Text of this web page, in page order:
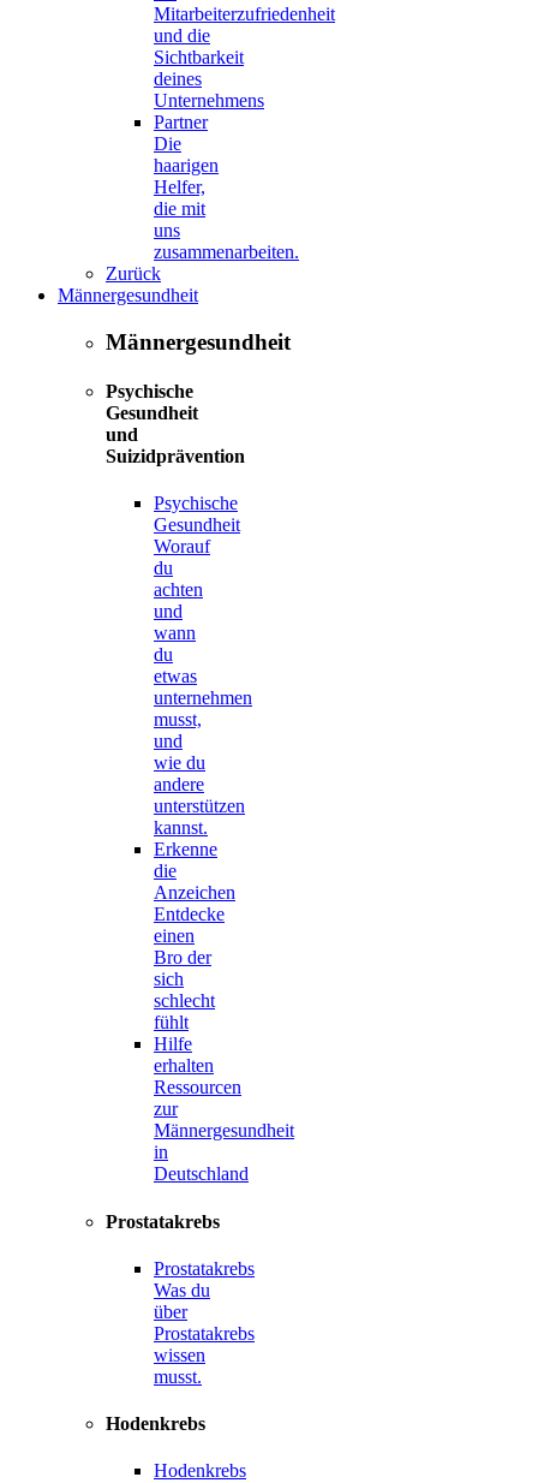
Mitarbeiterzufriedenheit
und die
Sichtbarkeit
deines
Unternehmens
Partner
Die
haarigen
Helfer,
die mit
uns
zusammenarbeiten.
Zurück
Männergesundheit
Männergesundheit
Psychische
Gesundheit
und
Suizidprävention
Psychische
Gesundheit
Worauf
du
achten
und
wann
du
etwas
unternehmen
musst,
und
wie du
andere
unterstützen
kannst.
Erkenne
die
Anzeichen
Entdecke
einen
Bro der
sich
schlecht
fühlt
Hilfe
erhalten
Ressourcen
zur
Männergesundheit
in
Deutschland
Prostatakrebs
Prostatakrebs
Was du
über
Prostatakrebs
wissen
musst.
Hodenkrebs
Hodenkrebs